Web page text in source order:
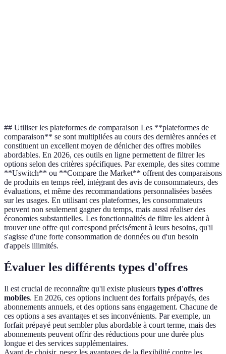
## Utiliser les plateformes de comparaison Les **plateformes de
comparaison** se sont multipliées au cours des dernières années et
constituent un excellent moyen de dénicher des offres mobiles
abordables. En 2026, ces outils en ligne permettent de filtrer les
options selon des critères spécifiques. Par exemple, des sites comme
**Uswitch** ou **Compare the Market** offrent des comparaisons
de produits en temps réel, intégrant des avis de consommateurs, des
évaluations, et même des recommandations personnalisées basées
sur les usages. En utilisant ces plateformes, les consommateurs
peuvent non seulement gagner du temps, mais aussi réaliser des
économies substantielles. Les fonctionnalités de filtre les aident à
trouver une offre qui correspond précisément à leurs besoins, qu'il
s'agisse d'une forte consommation de données ou d'un besoin
d'appels illimités.
Évaluer les différents types d'offres
Il est crucial de reconnaître qu'il existe plusieurs types d'offres
mobiles. En 2026, ces options incluent des forfaits prépayés, des
abonnements annuels, et des options sans engagement. Chacune de
ces options a ses avantages et ses inconvénients. Par exemple, un
forfait prépayé peut sembler plus abordable à court terme, mais des
abonnements peuvent offrir des réductions pour une durée plus
longue et des services supplémentaires.
Avant de choisir, pesez les avantages de la flexibilité contre les